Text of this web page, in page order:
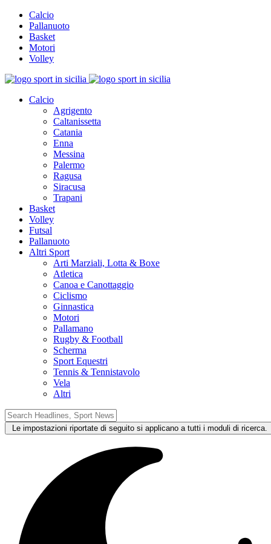
Calcio
Pallanuoto
Basket
Motori
Volley
Calcio
Agrigento
Caltanissetta
Catania
Enna
Messina
Palermo
Ragusa
Siracusa
Trapani
Basket
Volley
Futsal
Pallanuoto
Altri Sport
Arti Marziali, Lotta & Boxe
Atletica
Canoa e Canottaggio
Ciclismo
Ginnastica
Motori
Pallamano
Rugby & Football
Scherma
Sport Equestri
Tennis & Tennistavolo
Vela
Altri